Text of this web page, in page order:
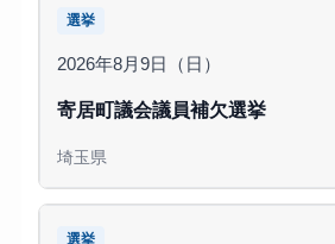
選挙
2026年8月9日（日）
寄居町議会議員補欠選挙
埼玉県
選挙